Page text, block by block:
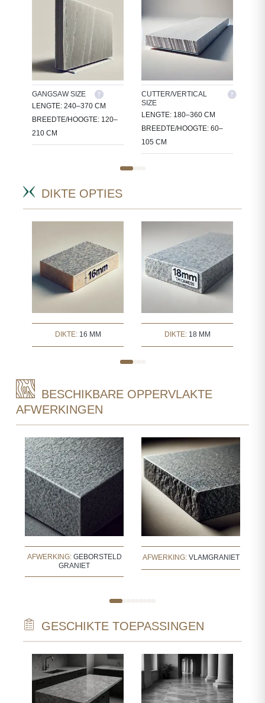
GANGSAW SIZE
LENGTE: 240–370 CM
BREEDTE/HOOGTE: 120–
210 CM
CUTTER/VERTICAL
SIZE
LENGTE: 180–360 CM
BREEDTE/HOOGTE: 60–
105 CM
DIKTE OPTIES
DIKTE: 16 MM DIKTE: 18 MM
BESCHIKBARE OPPERVLAKTE
AFWERKINGEN
AFWERKING: GEBORSTELD
GRANIET
AFWERKING: VLAMGRANIET
GESCHIKTE TOEPASSINGEN